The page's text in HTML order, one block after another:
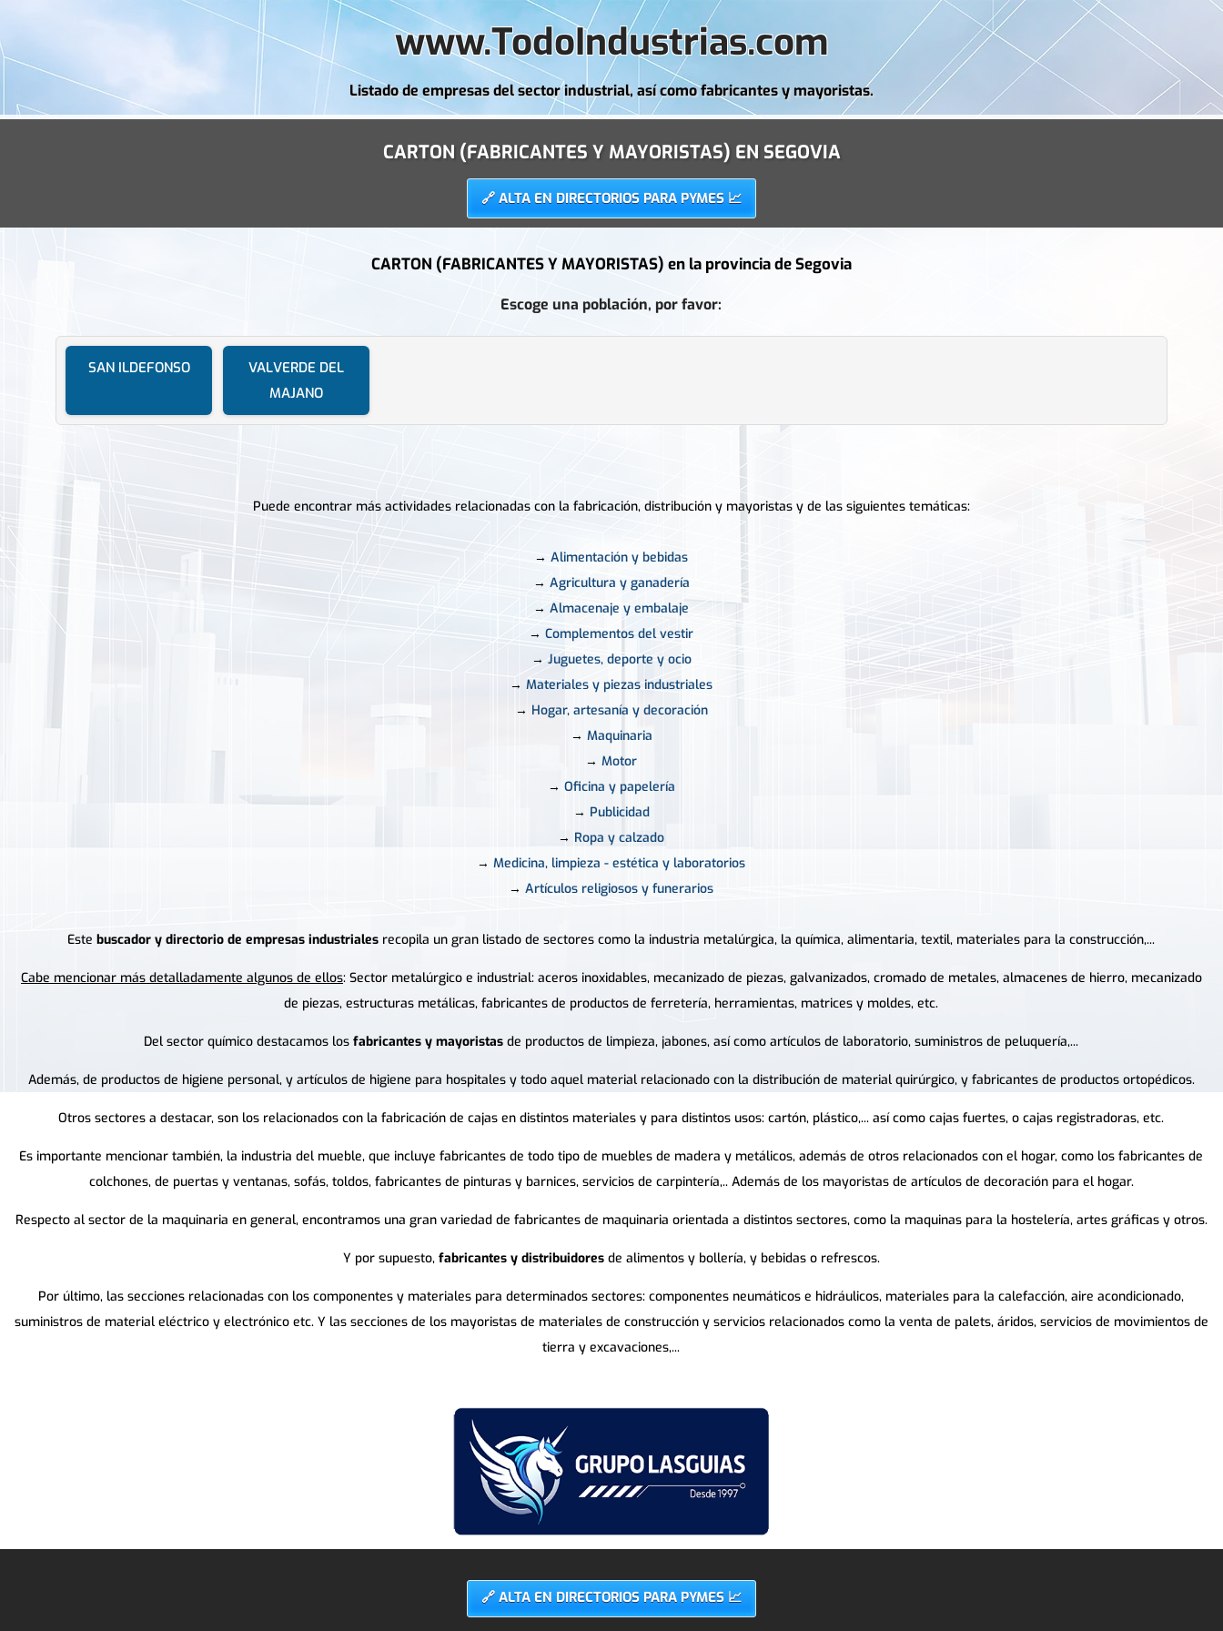
www.TodoIndustrias.com
Listado de empresas del sector industrial, así como fabricantes y mayoristas.
CARTON (FABRICANTES Y MAYORISTAS) EN SEGOVIA
🔗 ALTA EN DIRECTORIOS PARA PYMES 📈
CARTON (FABRICANTES Y MAYORISTAS) en la provincia deSegovia
Escoge una población, por favor:
SAN ILDEFONSO
VALVERDE DEL
MAJANO
Puede encontrar más actividades relacionadas con la fabricación, distribución y mayoristas y de las siguientes temáticas:
→Alimentación y bebidas
→ Agricultura y ganadería
→Almacenaje y embalaje
→Complementos del vestir
→ Juguetes, deporte y ocio
→Materiales y piezas industriales
→ Hogar, artesanía y decoración
→ Maquinaria
→Motor
→ Oficina y papelería
→ Publicidad
→ Ropa y calzado
→Medicina, limpieza - estética y laboratorios
→Artículos religiosos y funerarios
Estebuscador y directorio de empresas industriales recopila un gran listado de sectores como la industria metalúrgica, la química, alimentaria, textil, materiales para la construcción,...
Cabe mencionar más detalladamente algunos de ellos: Sector metalúrgico e industrial: aceros inoxidables, mecanizado de piezas, galvanizados, cromado de metales, almacenes de hierro, mecanizado
de piezas, estructuras metálicas, fabricantes de productos de ferretería, herramientas, matrices y moldes, etc.
Del sector químico destacamos losfabricantes y mayoristas de productos de limpieza, jabones, así como artículos de laboratorio, suministros de peluquería,...
Además, de productos de higiene personal, y artículos de higiene para hospitales y todo aquel material relacionado con la distribución de material quirúrgico, y fabricantes de productos ortopédicos.
Otros sectores a destacar, son los relacionados con la fabricación de cajas en distintos materiales y para distintos usos: cartón, plástico,... así como cajas fuertes, o cajas registradoras, etc.
Es importante mencionar también, la industria del mueble, que incluye fabricantes de todo tipo de muebles de madera y metálicos, además de otros relacionados con el hogar, como los fabricantes de
colchones, de puertas y ventanas, sofás, toldos, fabricantes de pinturas y barnices, servicios de carpintería,.. Además de los mayoristas de artículos de decoración para el hogar.
Respecto al sector de la maquinaria en general, encontramos una gran variedad de fabricantes de maquinaria orientada a distintos sectores, como la maquinas para la hostelería, artes gráficas y otros.
Y por supuesto, fabricantes y distribuidoresde alimentos y bollería, y bebidas o refrescos.
Por último, las secciones relacionadas con los componentes y materiales para determinados sectores: componentes neumáticos e hidráulicos, materiales para la calefacción, aire acondicionado,
suministros de material eléctrico y electrónico etc. Y las secciones de los mayoristas de materiales de construcción y servicios relacionados como la venta de palets, áridos, servicios de movimientos de
tierra y excavaciones,...
🔗 ALTA EN DIRECTORIOS PARA PYMES 📈